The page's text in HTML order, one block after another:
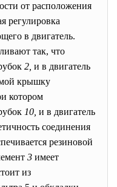
от расположения
регулировка
в двигатель.
так, что
2, и в двигатель
крышку
котором
10, и в двигатель
соединения
резиновой
3 имеет
из